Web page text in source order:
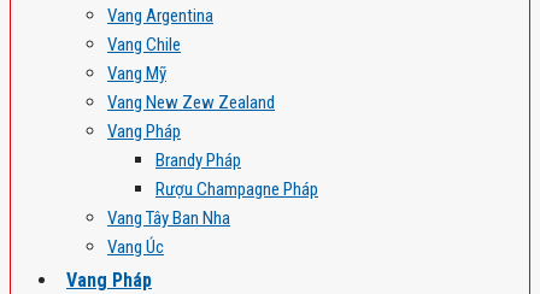
Vang Argentina
Vang Chile
Vang Mỹ
Vang New Zew Zealand
Vang Pháp
Brandy Pháp
Rượu Champagne Pháp
Vang Tây Ban Nha
Vang Úc
Vang Pháp